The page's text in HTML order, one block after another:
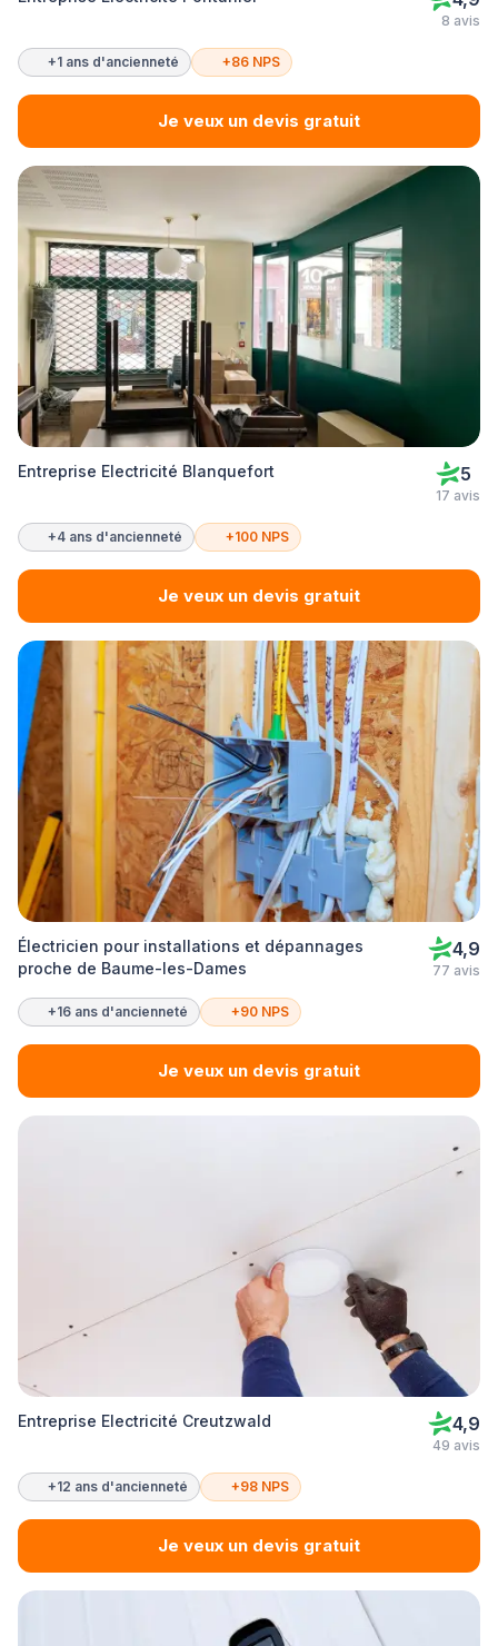
8 avis
+1 ans d'ancienneté +86 NPS
Je veux un devis gratuit
Entreprise Electricité Blanquefort 5
17 avis
+4 ans d'ancienneté +100 NPS
Je veux un devis gratuit
Électricien pour installations et dépannages
proche de Baume-les-Dames
4,9
77 avis
+16 ans d'ancienneté +90 NPS
Je veux un devis gratuit
Entreprise Electricité Creutzwald 4,9
49 avis
+12 ans d'ancienneté +98 NPS
Je veux un devis gratuit